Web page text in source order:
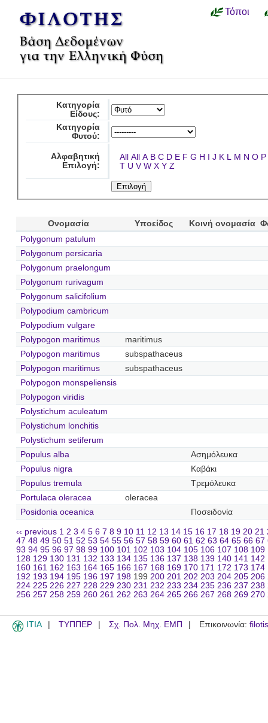
Τόποι
Κατηγορία
Είδους:
Κατηγορία
Φυτού:
Αλφαβητική
Επιλογή:
All All A B C D E F G H I J K L M N O P
T U V W X Y Z
Ονομασία Υποείδος Κοινή ονομασία
Polygonum patulum
Polygonum persicaria
Polygonum praelongum
Polygonum rurivagum
Polygonum salicifolium
Polypodium cambricum
Polypodium vulgare
Polypogon maritimus
maritimus
Polypogon maritimus
subspathaceus
Polypogon maritimus
subspathaceus
Polypogon monspeliensis
Polypogon viridis
Polystichum aculeatum
Polystichum lonchitis
Polystichum setiferum
Populus alba
Ασημόλευκα
Populus nigra
Καβάκι
Populus tremula
Τρεμόλευκα
Portulaca oleracea
oleracea
Posidonia oceanica
Ποσειδονία
‹‹ previous 1 2 3 4 5 6 7 8 9 10 11 12 13 14 15 16 17 18 19 20 21
47 48 49 50 51 52 53 54 55 56 57 58 59 60 61 62 63 64 65 66 67
93 94 95 96 97 98 99 100 101 102 103 104 105 106 107 108 109
128 129 130 131 132 133 134 135 136 137 138 139 140 141 142
160 161 162 163 164 165 166 167 168 169 170 171 172 173 174
192 193 194 195 196 197 198 199 200 201 202 203 204 205 206
224 225 226 227 228 229 230 231 232 233 234 235 236 237 238
256 257 258 259 260 261 262 263 264 265 266 267 268 269 270
ITIA ΤΥΠΠΕΡ Σχ. Πολ. Μηχ. ΕΜΠ Επικοινωνία: